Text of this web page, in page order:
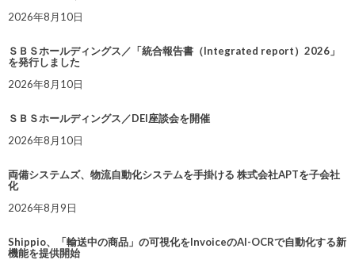
2026年8月10日
ＳＢＳホールディングス／「統合報告書（Integrated report）2026」
を発行しました
2026年8月10日
ＳＢＳホールディングス／DEI座談会を開催
2026年8月10日
両備システムズ、物流自動化システムを手掛ける 株式会社APTを子会社
化
2026年8月9日
Shippio、「輸送中の商品」の可視化をInvoiceのAI-OCRで自動化する新
機能を提供開始